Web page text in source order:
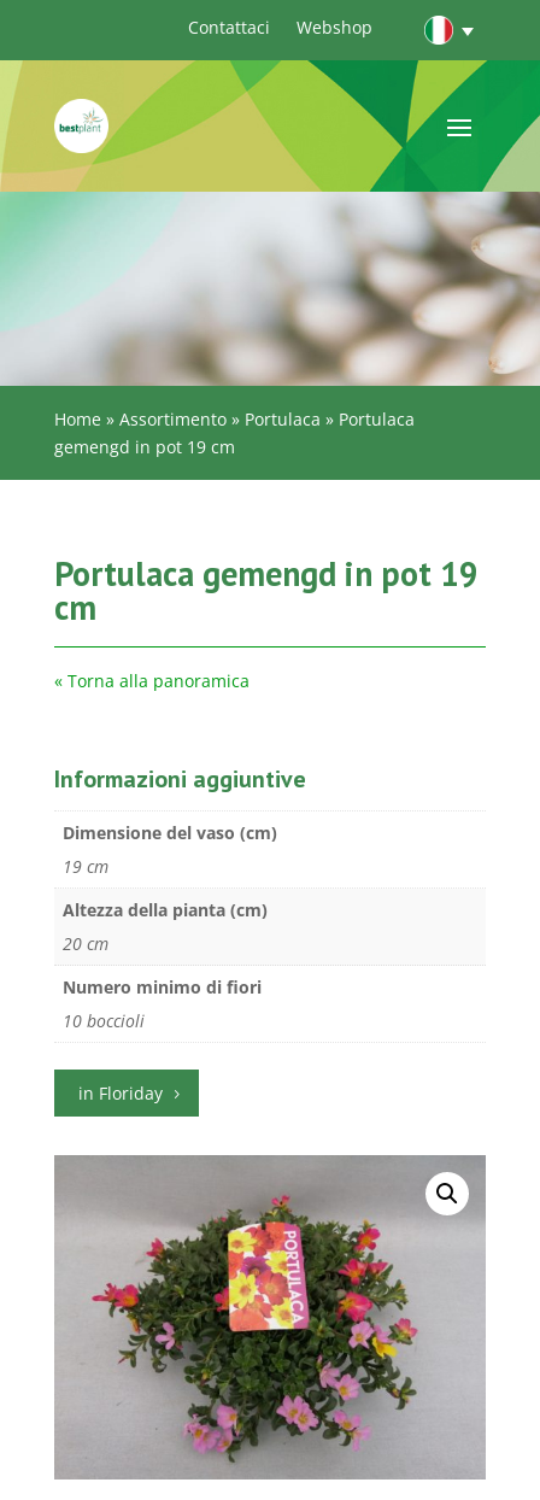
Contattaci Webshop
Home » Assortimento» Portulaca » Portulaca
gemengd in pot 19 cm
Portulaca gemengd in pot 19
cm
« Torna alla panoramica
Informazioni aggiuntive
Dimensione del vaso (cm)
19 cm
Altezza della pianta (cm)
20 cm
Numero minimo di fiori
10 boccioli
in Floriday